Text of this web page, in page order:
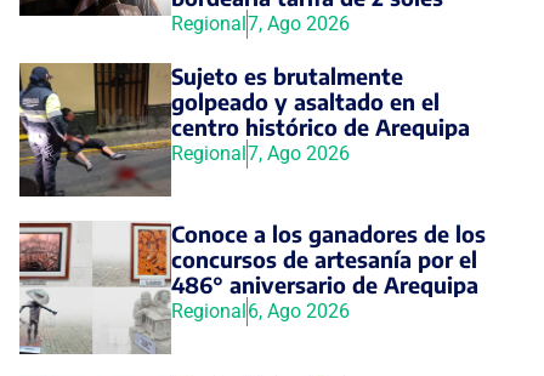
Regional7, Ago 2026
Sujeto es brutalmente
golpeado y asaltado en el
centro histórico de Arequipa
Regional7, Ago 2026
Conoce a los ganadores de los
concursos de artesanía por el
486° aniversario de Arequipa
Regional6, Ago 2026